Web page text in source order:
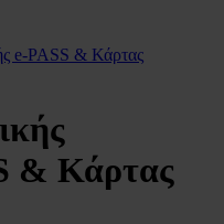
e-PASS & Κάρτας
& Κάρτας